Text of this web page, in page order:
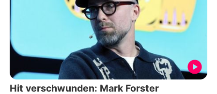
Hit verschwunden: Mark Forster